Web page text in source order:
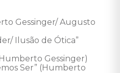
Gessinger/ Augusto
Ilusão de Ótica”
Gessinger)
Ser” (Humberto